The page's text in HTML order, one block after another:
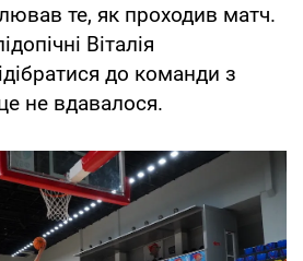
те, як проходив матч.
Віталія
до команди з
не вдавалося.